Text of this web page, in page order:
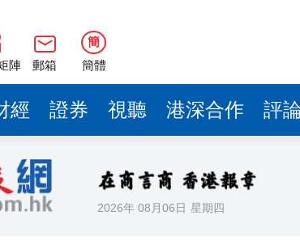
陣 郵箱
簡
簡體
經 證券 視聽 港深合作 評
2026年 08月06日 星期四
年海南儋州以舊換新帶動消費約18億元
26戶省屬國企去年合計營收2.58萬億 利潤總額
陽鐵西校園閱讀活動解鎖閱讀新玩法
丨外交部回應特朗普委內瑞拉石油言論 拉美
位頂尖專家共話時代命題